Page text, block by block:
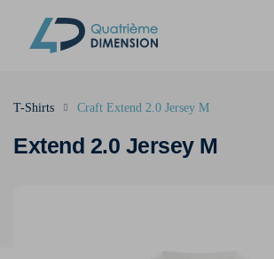
Extend 2.0 Jersey M
T-Shirts Craft Extend 2.0 Jersey M